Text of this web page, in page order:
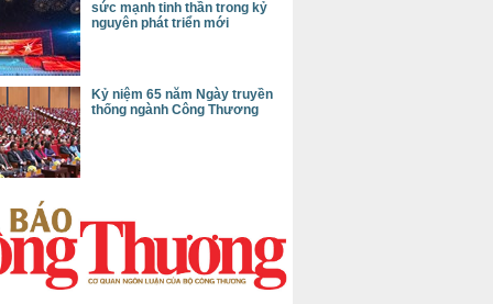
sức mạnh tinh thần trong kỷ
nguyên phát triển mới
Kỷ niệm 65 năm Ngày truyền
thống ngành Công Thương